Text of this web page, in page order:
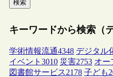
検索
キーワードから検索（
学術情報流通4348 デジタル
イベント 3010 災害2753 オー
図書館サービス2178 子ども